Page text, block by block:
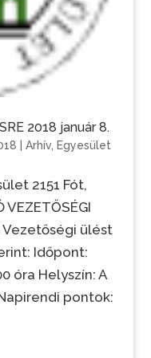
2018 január 8.
Arhív, Egyesület
2151 Fót,
Vezetőségi ülést
Időpont:
óra Helyszín: A
pontok: